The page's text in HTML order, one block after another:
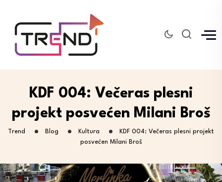
KDF 004: Večeras plesni
projekt posvećen Milani Broš
Trend Blog Kultura
KDF 004: Večeras plesni projekt
posvećen Milani Broš